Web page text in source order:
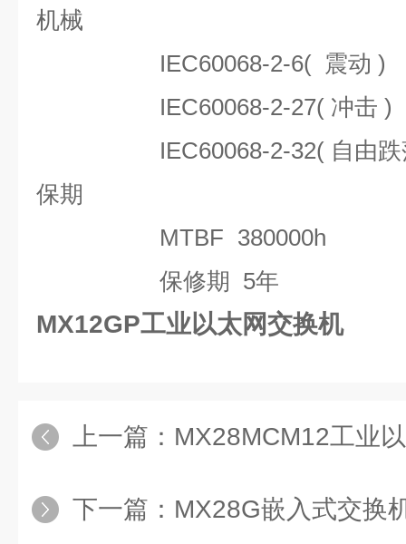
机械
IEC60068-2-6( 震动 )
IEC60068-2-27( 冲击 )
IEC60068-2-32( 自由
保期
MTBF 380000h
保修期 5年
MX12GP工业以太网交换机
上一篇： MX28MCM12工业
下一篇： MX28G嵌入式交换